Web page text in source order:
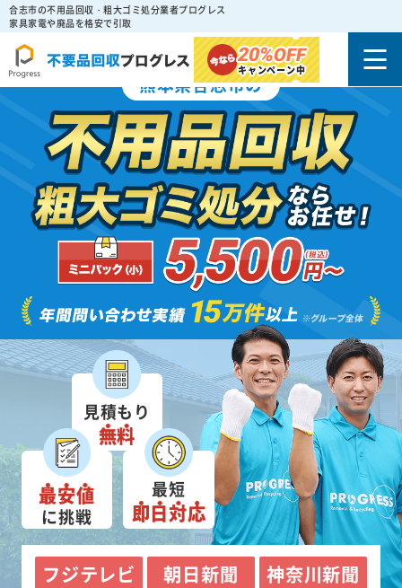
合志市の不用品回収・粗大ゴミ処分業者プログレス
家具家電や廃品を格安で引取
20%OFF
キャンペーン中
熊本県合志市の
見積もり
無料
最安値
に挑戦
最短
即日対応
フジテレビ 朝日新聞 神奈川新聞